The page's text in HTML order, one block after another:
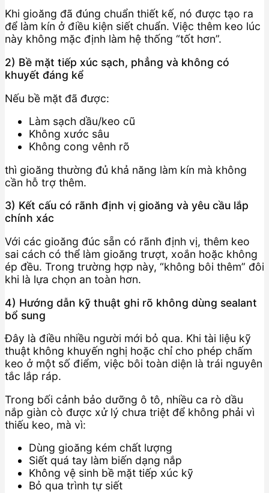
Khi gioăng đã đúng chuẩn thiết kế, nó được tạo ra
để làm kín ở điều kiện siết chuẩn. Việc thêm keo lúc
này không mặc định làm hệ thống “tốt hơn”.
2) Bề mặt tiếp xúc sạch, phẳng và không có
khuyết đáng kể
Nếu bề mặt đã được:
Làm sạch dầu/keo cũ
Không xước sâu
Không cong vênh rõ
thì gioăng thường đủ khả năng làm kín mà không
cần hỗ trợ thêm.
3) Kết cấu có rãnh định vị gioăng và yêu cầu lắp
chính xác
Với các gioăng đúc sẵn có rãnh định vị, thêm keo
sai cách có thể làm gioăng trượt, xoắn hoặc không
ép đều. Trong trường hợp này, “không bôi thêm” đôi
khi là lựa chọn an toàn hơn.
4) Hướng dẫn kỹ thuật ghi rõ không dùng sealant
bổ sung
Đây là điều nhiều người mới bỏ qua. Khi tài liệu kỹ
thuật không khuyến nghị hoặc chỉ cho phép chấm
keo ở một số điểm, việc bôi toàn diện là trái nguyên
tắc lắp ráp.
Trong bối cảnh bảo dưỡng ô tô, nhiều ca rò dầu
nắp giàn cò được xử lý chưa triệt để không phải vì
thiếu keo, mà vì:
Dùng gioăng kém chất lượng
Siết quá tay làm biến dạng nắp
Không vệ sinh bề mặt tiếp xúc kỹ
Bỏ qua trình tự siết